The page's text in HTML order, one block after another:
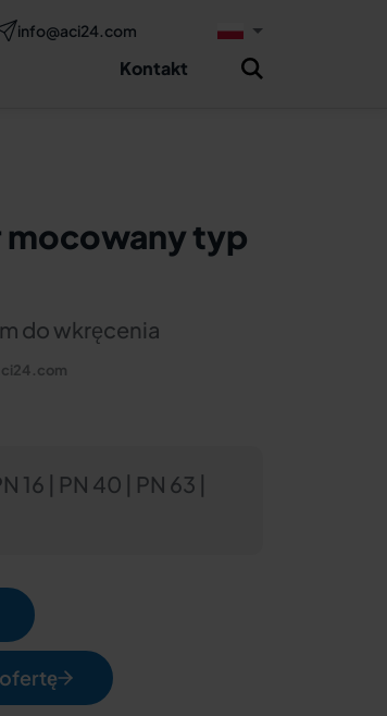
info@aci24.com
Kontakt
mocowany typ
do wkręcenia
16 | PN 40 | PN 63 |